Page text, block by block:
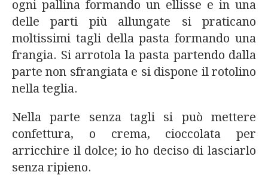
ogni pallina formando un ellisse e in una
delle parti più allungate si praticano
moltissimi tagli della pasta formando una
frangia. Si arrotola la pasta partendo dalla
parte non sfrangiata e si dispone il rotolino
nella teglia.
Nella parte senza tagli si può mettere
confettura, o crema, cioccolata per
arricchire il dolce; io ho deciso di lasciarlo
senza ripieno.